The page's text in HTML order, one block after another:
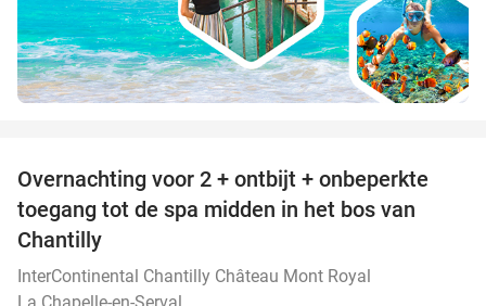
25%
Overnachting voor 2 + ontbijt + onbeperkte
toegang tot de spa midden in het bos van
Chantilly
InterContinental Chantilly Château Mont Royal